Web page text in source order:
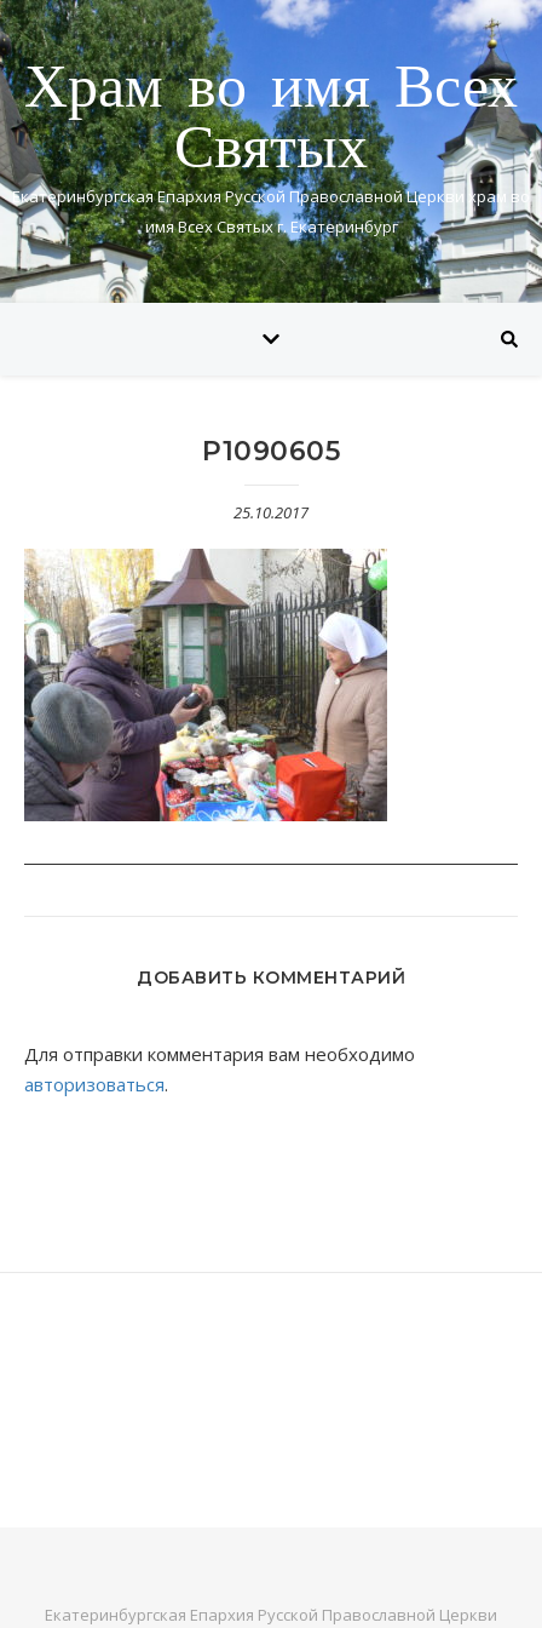
Храм во имя Всех
Святых
Екатеринбургская Епархия Русской Православной Церкви храм во
имя Всех Святых г. Екатеринбург
P1090605
25.10.2017
ДОБАВИТЬ КОММЕНТАРИЙ
Для отправки комментария вам необходимо
авторизоваться.
Екатеринбургская Епархия Русской Православной Церкви